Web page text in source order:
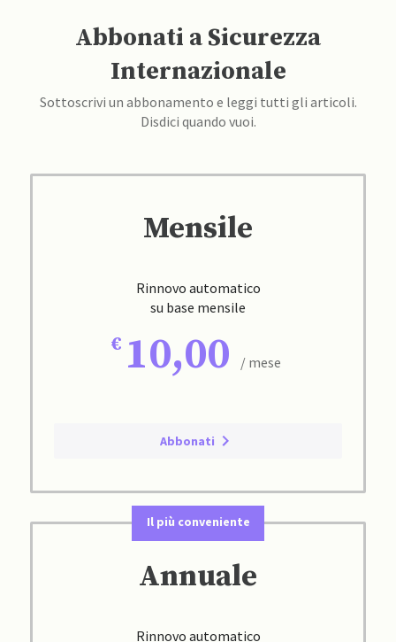
Abbonati a Sicurezza
Internazionale
Sottoscrivi un abbonamento e leggi tutti gli articoli.
Disdici quando vuoi.
Mensile
Rinnovo automatico
su base mensile
10,00 / mese
Abbonati
Il più conveniente
Annuale
Rinnovo automatico